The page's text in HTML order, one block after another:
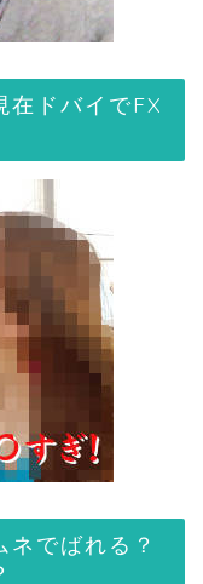
在ドバイでFX
でばれる？